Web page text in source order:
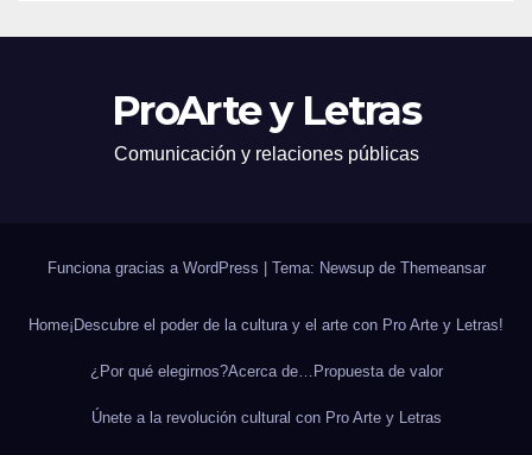
ProArte y Letras
Comunicación y relaciones públicas
Funciona gracias a WordPress Tema: Newsup de Themeansar
Home¡Descubre el poder de la cultura y el arte con Pro Arte y Letras!
¿Por qué elegirnos?Acerca de… Propuesta de valor
Únete a la revolución cultural con Pro Arte y Letras